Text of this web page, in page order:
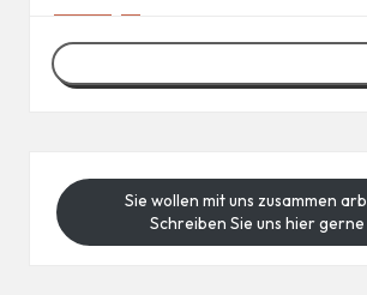
Sie wollen mit uns zusammen
Schreiben Sie uns hier gerne